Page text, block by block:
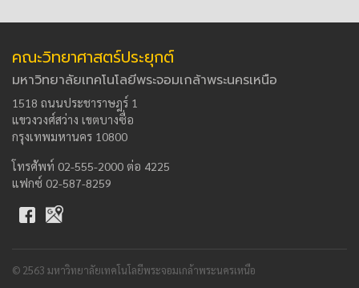
คณะวิทยาศาสตร์ประยุกต์
มหาวิทยาลัยเทคโนโลยีพระจอมเกล้าพระนครเหนือ
1518 ถนนประชาราษฎร์ 1
แขวงวงศ์สว่าง เขตบางซื่อ
กรุงเทพมหานคร 10800
โทรศัพท์ 02-555-2000 ต่อ 4225
แฟกซ์ 02-587-8259
© 2563 มหาวิทยาลัยเทคโนโลยีพระจอมเกล้าพระนครเหนือ